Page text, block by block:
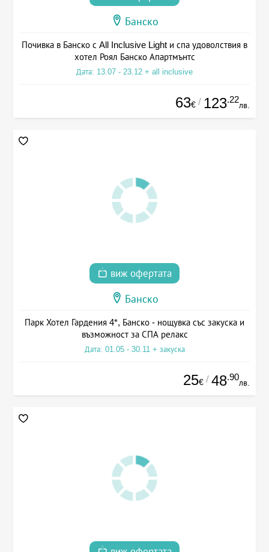
Банско
Почивка в Банско с All Inclusive Light и спа удоволствия в
хотел Роял Банско Апартмънтс
Дата: 13.07 - 23.12 + all inclusive
63€ / 123.22
лв.
виж офертата
Банско
Парк Хотел Гардения 4*, Банско - нощувка със закуска и
възможност за СПА релакс
Дата: 01.05 - 30.11 + закуска
25€ / 48.90
лв.